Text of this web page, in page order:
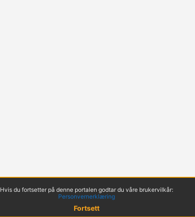
Hvis du fortsetter på denne portalen godtar du våre brukervilkår:
Personvernerklæring
Fortsett